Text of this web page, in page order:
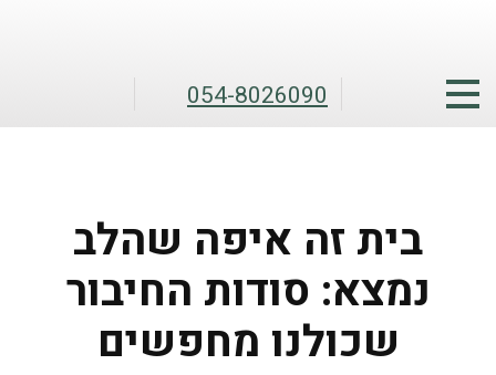
054-8026090
בית זה איפה שהלב
נמצא: סודות החיבור
שכולנו מחפשים